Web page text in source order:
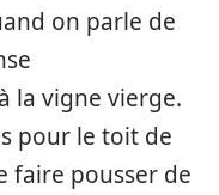
on parle de
la vigne vierge.
pour le toit de
faire pousser de